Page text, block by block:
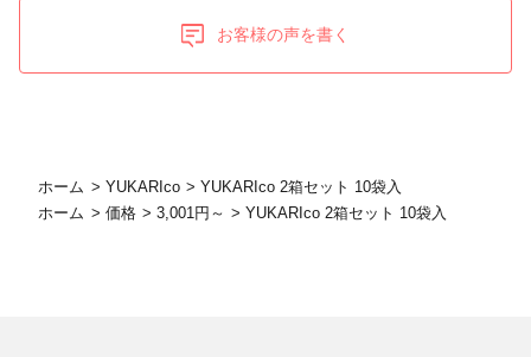
お客様の声を書く
ホーム > YUKARIco >YUKARIco 2箱セット 10袋入
ホーム > 価格 >3,001円～ >YUKARIco 2箱セット 10袋入